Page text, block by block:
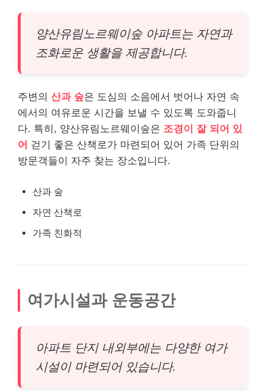
양산유림노르웨이숲 아파트는 자연과
조화로운 생활을 제공합니다.
주변의 산과 숲은 도심의 소음에서 벗어나 자연 속
에서의 여유로운 시간을 보낼 수 있도록 도와줍니
다. 특히, 양산유림노르웨이숲은 조경이 잘 되어 있
어 걷기 좋은 산책로가 마련되어 있어 가족 단위의
방문객들이 자주 찾는 장소입니다.
산과 숲
자연 산책로
가족 친화적
여가시설과 운동공간
아파트 단지 내외부에는 다양한 여가
시설이 마련되어 있습니다.